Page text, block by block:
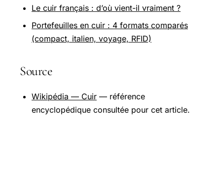
Le cuir français : d’où vient-il vraiment ?
Portefeuilles en cuir : 4 formats comparés
(compact, italien, voyage, RFID)
Source
Wikipédia — Cuir — référence
encyclopédique consultée pour cet article.